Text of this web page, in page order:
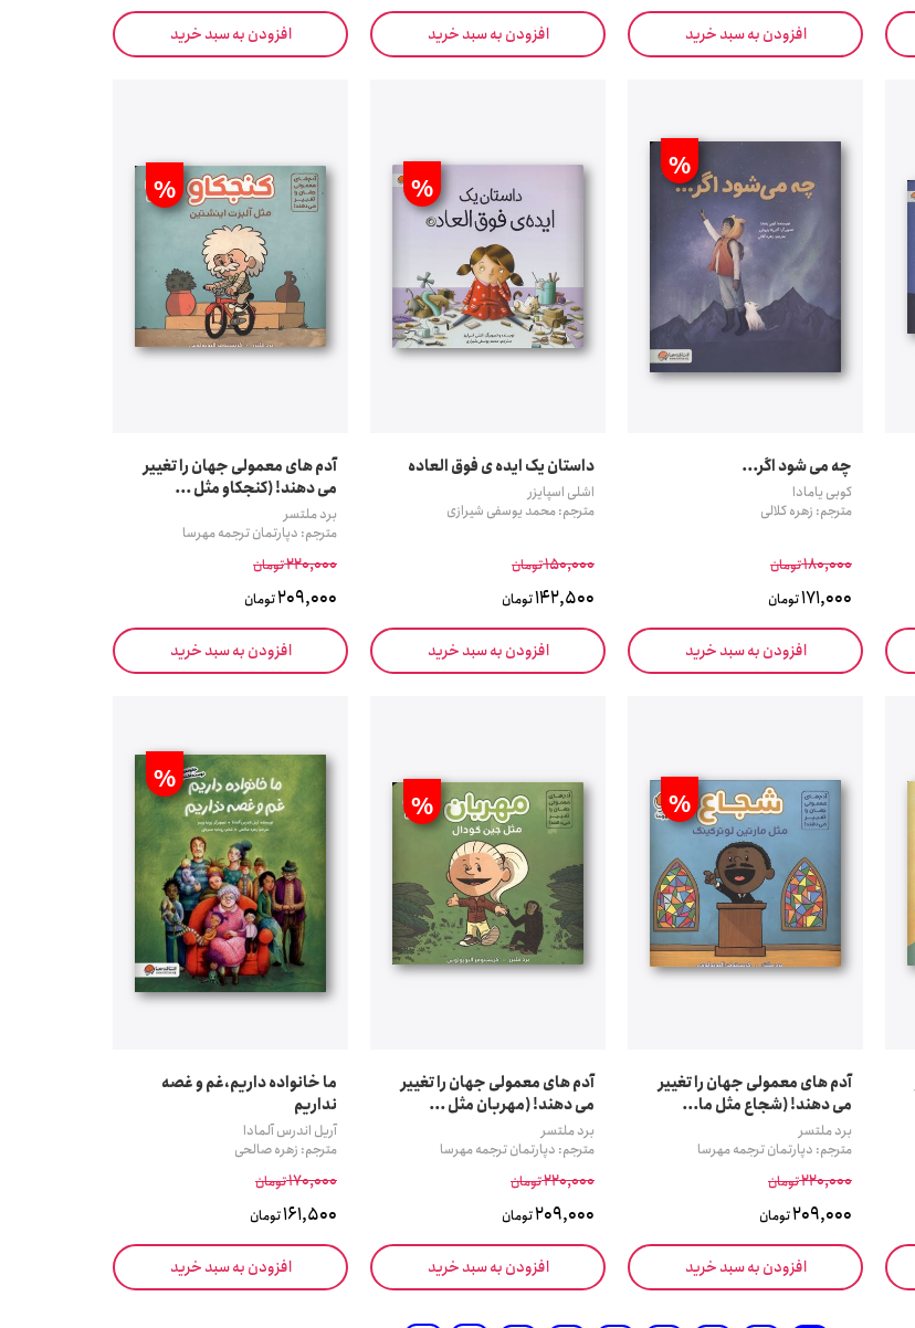
افزودن به سبد خرید افزودن به سبد خرید افزودن به سبد خرید
%
چه می شود اگر...
کوبی یامادا
مترجم: زهره کلالی
180,000تومان
171,000تومان
افزودن به سبد خرید
%
داستان یک ایده ی فوق العاده
اشلی اسپایزر
مترجم: محمد یوسفی شیرازی
150,000تومان
142,500تومان
افزودن به سبد خرید
%
آدم های معمولی جهان را تغییر
می دهند! (کنجکاو مثل ...
برد ملتسر
مترجم: دپارتمان ترجمه مهرسا
220,000تومان
209,000تومان
افزودن به سبد خرید
%
آدم های معمولی جهان را تغییر
می دهند! (شجاع مثل ما...
برد ملتسر
مترجم: دپارتمان ترجمه مهرسا
220,000تومان
209,000تومان
افزودن به سبد خرید
%
آدم های معمولی جهان را تغییر
می دهند! (مهربان مثل ...
برد ملتسر
مترجم: دپارتمان ترجمه مهرسا
220,000تومان
209,000تومان
افزودن به سبد خرید
%
ما خانواده داریم،غم و غصه
نداریم
آریل اندرس آلمادا
مترجم: زهره صالحی
170,000تومان
161,500تومان
افزودن به سبد خرید